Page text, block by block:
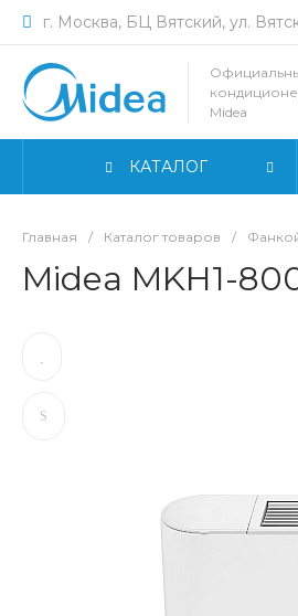
г. Москва, БЦ Вятский, ул.
Midea
КАТАЛОГ
Главная / Каталог товаров /
Midea MKH1-